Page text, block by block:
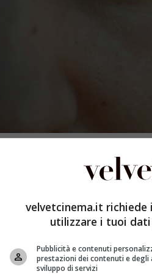
velvetcinema.it richiede
utilizzare i tuoi
Pubblicità e contenuti
prestazioni dei contenuti e degli
sviluppo di servizi